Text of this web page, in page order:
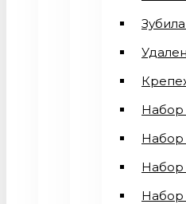
Набор
Набор
Набор
Набор